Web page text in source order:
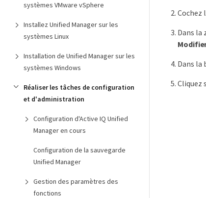
systèmes VMware vSphere
Installez Unified Manager sur les
systèmes Linux
Installation de Unified Manager sur les
systèmes Windows
Réaliser les tâches de configuration
et d'administration
Configuration d'Active IQ Unified
Manager en cours
Configuration de la sauvegarde
Unified Manager
Gestion des paramètres des
fonctions
Cochez
Dans la
Dans la
Cliquez